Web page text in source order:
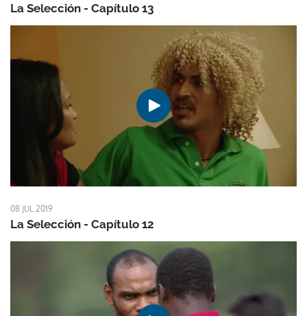
La Selección - Capítulo 13
08 JUL 2019
La Selección - Capítulo 12